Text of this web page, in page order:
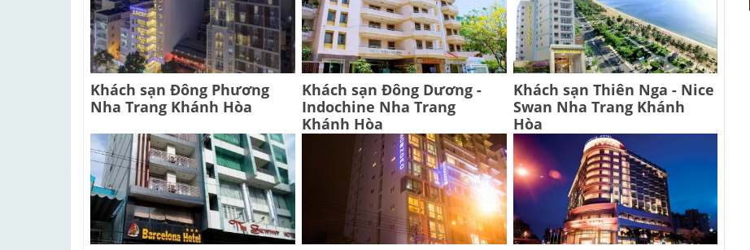
Khách sạn Đông Phương
Nha Trang Khánh Hòa
Khách sạn Đông Dương -
Indochine Nha Trang
Khánh Hòa
Khách sạn Thiên Nga - Nice
Swan Nha Trang Khánh
Hòa